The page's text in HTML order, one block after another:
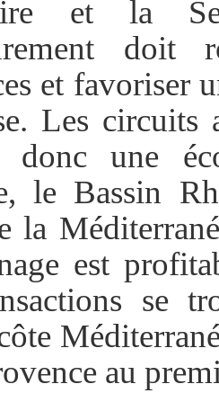
et la
doit
et favoriser
Les circuits
donc une
le Bassin
la
est
se
au